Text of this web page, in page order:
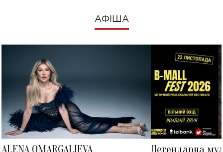
АФІША
ALENA OMARGALIEVA
Легендарна